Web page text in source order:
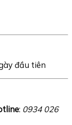
đầu tiên
: 0934 026